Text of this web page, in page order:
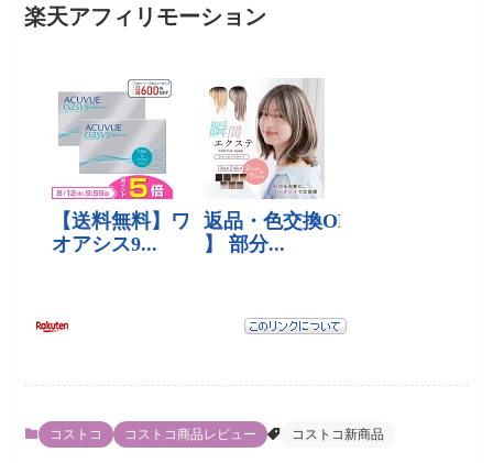
楽天アフィリモーション
コストコ コストコ商品レビュー コストコ新商品